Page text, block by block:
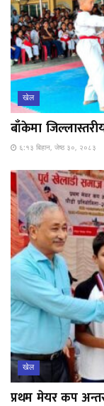
खेल
बाँकेमा
६:१३ बिहान, जेष्ठ ३०, २०८३
खेल
प्रथम मेयर कप